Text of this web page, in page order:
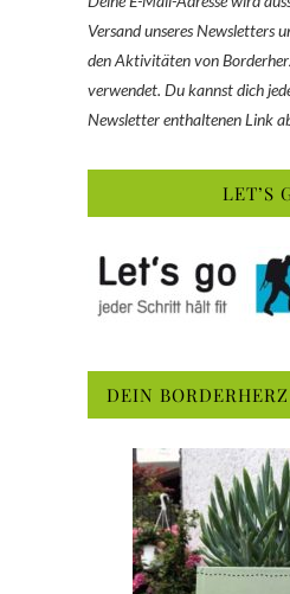
Versand unseres Newsletters
den Aktivitäten von
verwendet. Du kannst dich
Newsletter enthaltenen Link
LET’S
DEIN